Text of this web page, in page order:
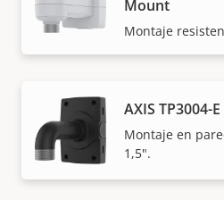
Mount
Montaje
AXIS TP3004-
Montaje en
1,5".